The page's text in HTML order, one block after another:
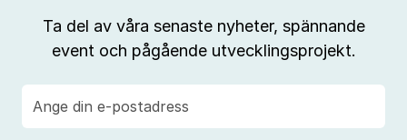
Ta del av våra senaste nyheter, spännande
event och pågående utvecklingsprojekt.
post